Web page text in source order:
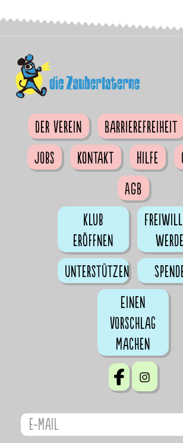
Der Verein Barrierefreiheit
Jobs
Kontakt Hilfe
AGB
Klub
eröffnen
Unterstützen
Einen
Vorschlag
machen